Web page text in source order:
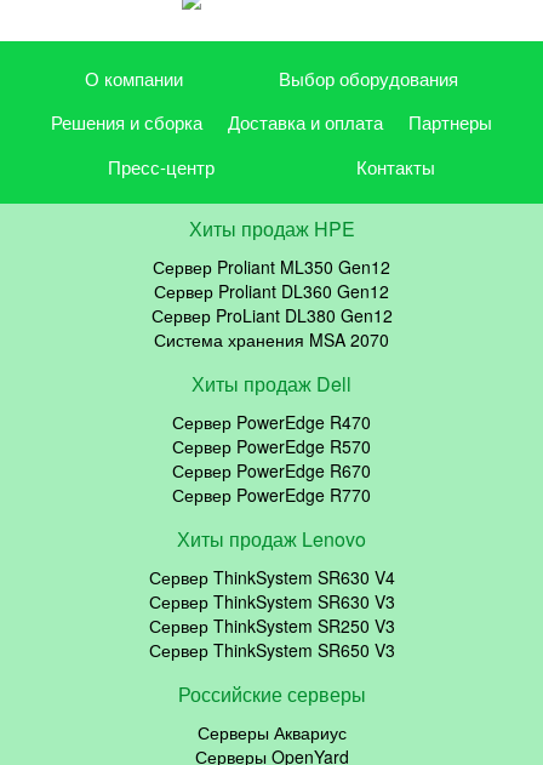
О компании
Выбор оборудования
Решения и сборка
Доставка и оплата
Партнеры
Пресс-центр
Контакты
Хиты продаж HPE
Сервер Proliant ML350 Gen12
Сервер Proliant DL360 Gen12
Сервер ProLiant DL380 Gen12
Система хранения MSA 2070
Хиты продаж Dell
Сервер PowerEdge R470
Сервер PowerEdge R570
Сервер PowerEdge R670
Сервер PowerEdge R770
Хиты продаж Lenovo
Сервер ThinkSystem SR630 V4
Сервер ThinkSystem SR630 V3
Сервер ThinkSystem SR250 V3
Сервер ThinkSystem SR650 V3
Российские серверы
Серверы Аквариус
Серверы OpenYard